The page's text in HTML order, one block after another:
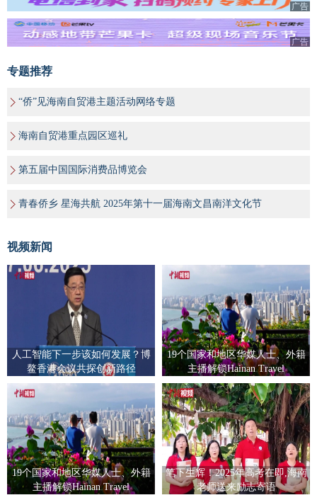
广告
广告
专题推荐
“侨”见海南自贸港主题活动网络专题
海南自贸港重点园区巡礼
第五届中国国际消费品博览会
青春侨乡 星海共航 2025年第十一届海南文昌南洋文化节
视频新闻
人工智能下一步该如何发展？博
鳌香港会议共探创新路径
19个国家和地区华媒人士、外籍
主播解锁Hainan Travel
19个国家和地区华媒人士、外籍
主播解锁Hainan Travel
笔下生辉！2025年高考在即,海南
老师送来励志寄语